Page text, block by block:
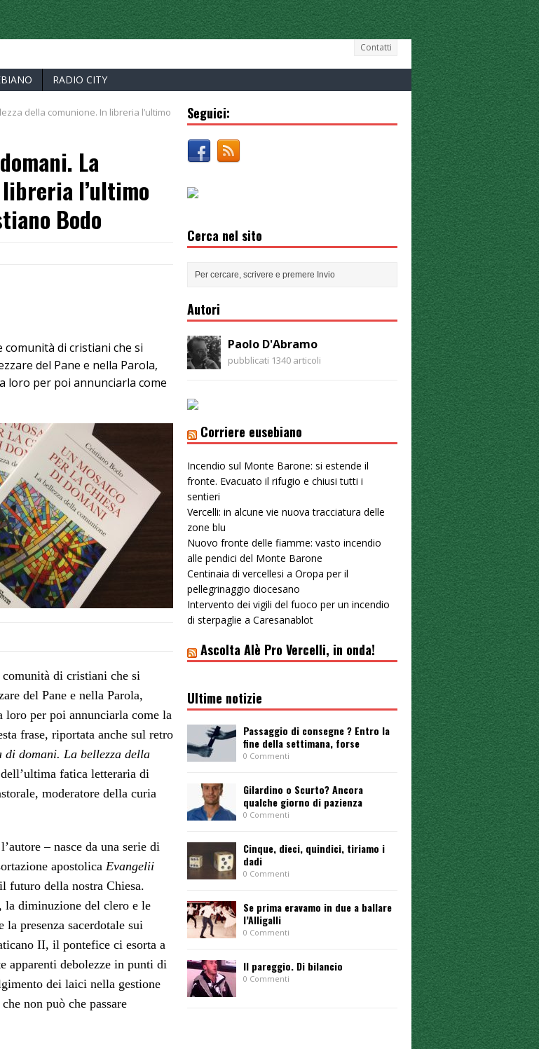
Contatti
RADIO CITY
della comunione. In libreria l’ultimo
La
l’ultimo
Bodo
comunità di cristiani che si
del Pane e nella Parola,
loro per poi annunciarla come
comunità di cristiani che si
del Pane e nella Parola,
per poi annunciarla come la
frase, riportata anche sul retro
di domani. La bellezza della
fatica letteraria di
moderatore della curia
– nasce da una serie di
apostolica Evangelii
futuro della nostra Chiesa.
diminuzione del clero e le
presenza sacerdotale sui
II, il pontefice ci esorta a
apparenti debolezze in punti di
dei laici nella gestione
non può che passare
Seguici:
Cerca nel sito
Autori
Paolo D'Abramo
pubblicati 1340 articoli
Corriere eusebiano
Incendio sul Monte Barone: si estende il
fronte. Evacuato il rifugio e chiusi tutti i
sentieri
Vercelli: in alcune vie nuova tracciatura delle
zone blu
Nuovo fronte delle fiamme: vasto incendio
alle pendici del Monte Barone
Centinaia di vercellesi a Oropa per il
pellegrinaggio diocesano
Intervento dei vigili del fuoco per un incendio
di sterpaglie a Caresanablot
Ascolta Alè Pro Vercelli, in onda!
Ultime notizie
Passaggio di consegne ? Entro la
fine della settimana, forse
0 Commenti
Gilardino o Scurto? Ancora
qualche giorno di pazienza
0 Commenti
Cinque, dieci, quindici, tiriamo i
dadi
0 Commenti
Se prima eravamo in due a ballare
l’Alligalli
0 Commenti
Il pareggio. Di bilancio
0 Commenti